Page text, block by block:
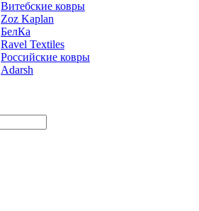
Витебские ковры
Zoz Kaplan
БелКа
Ravel Textiles
Российские ковры
Adarsh